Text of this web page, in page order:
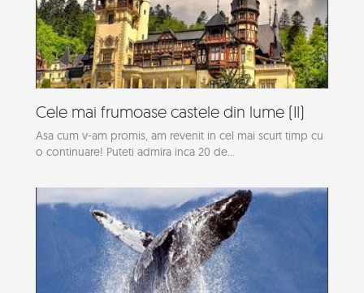
Cele mai frumoase castele din lume (II)
Asa cum v-am promis, am revenit in cel mai scurt timp cu
o continuare! Puteti admira inca 20 de...